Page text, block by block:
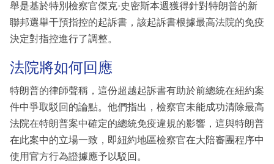
舉是基於特別檢察官傑克·史密斯本週獲得針對特朗普的新
聯邦選舉干預指控的起訴書，該起訴書根據最高法院的免疫
決定對指控進行了調整。
法院將如何回應
特朗普的律師聲稱，這份超越起訴書有助於前總統在紐約案
件中爭取駁回的論點。他們指出，檢察官未能成功清除最高
法院在特朗普案中確定的總統免疫違規的影響，這與特朗普
在此案中的立場一致，即紐約地區檢察官在大陪審團程序中
使用官方行為證據應予以駁回。